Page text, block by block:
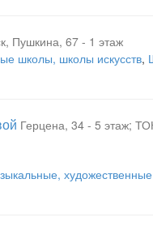
Пушкина, 67 - 1 этаж
школы, школы искусств,
Герцена, 34 - 5 этаж;